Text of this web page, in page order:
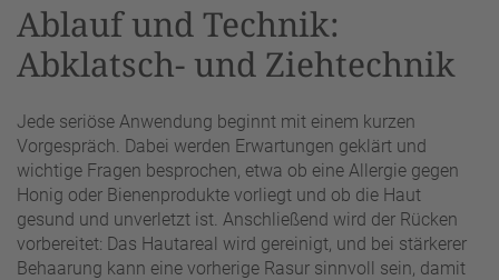
Ablauf und Technik:
Abklatsch- und Ziehtechnik
Jede seriöse Anwendung beginnt mit einem kurzen
Vorgespräch. Dabei werden Erwartungen geklärt und
wichtige Fragen besprochen, etwa ob eine Allergie gegen
Honig oder Bienenprodukte vorliegt und ob die Haut
gesund und unverletzt ist. Anschließend wird der Rücken
vorbereitet: Das Hautareal wird gereinigt, und bei stärkerer
Behaarung kann eine vorherige Rasur sinnvoll sein, damit